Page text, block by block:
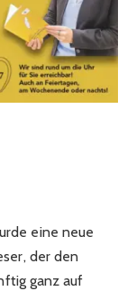
eine neue
der den
ganz auf